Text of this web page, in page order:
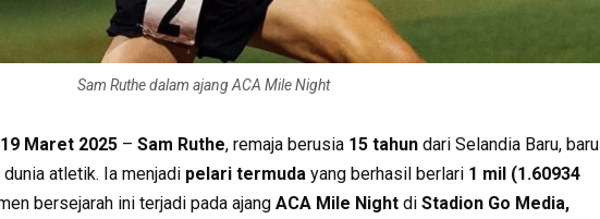
Sam Ruthe dalam ajang ACA Mile Night
Maret 2025 – Sam Ruthe, remaja berusia 15 tahun dari Selandia Baru, baru
atletik. Ia menjadi pelari termuda yang berhasil berlari 1 mil (1.60934
bersejarah ini terjadi pada ajang ACA Mile Night di Stadion Go Media,